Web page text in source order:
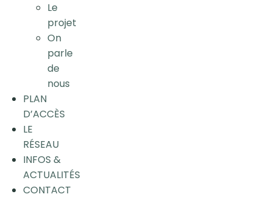
Le
projet
On
parle
de
nous
PLAN
D’ACCÈS
LE
RÉSEAU
INFOS &
ACTUALITÉS
CONTACT